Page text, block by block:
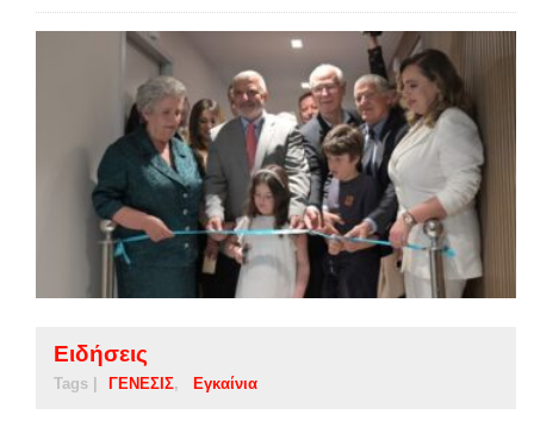
Ειδήσεις
Tags | ΓΕΝΕΣΙΣ Εγκαίνια